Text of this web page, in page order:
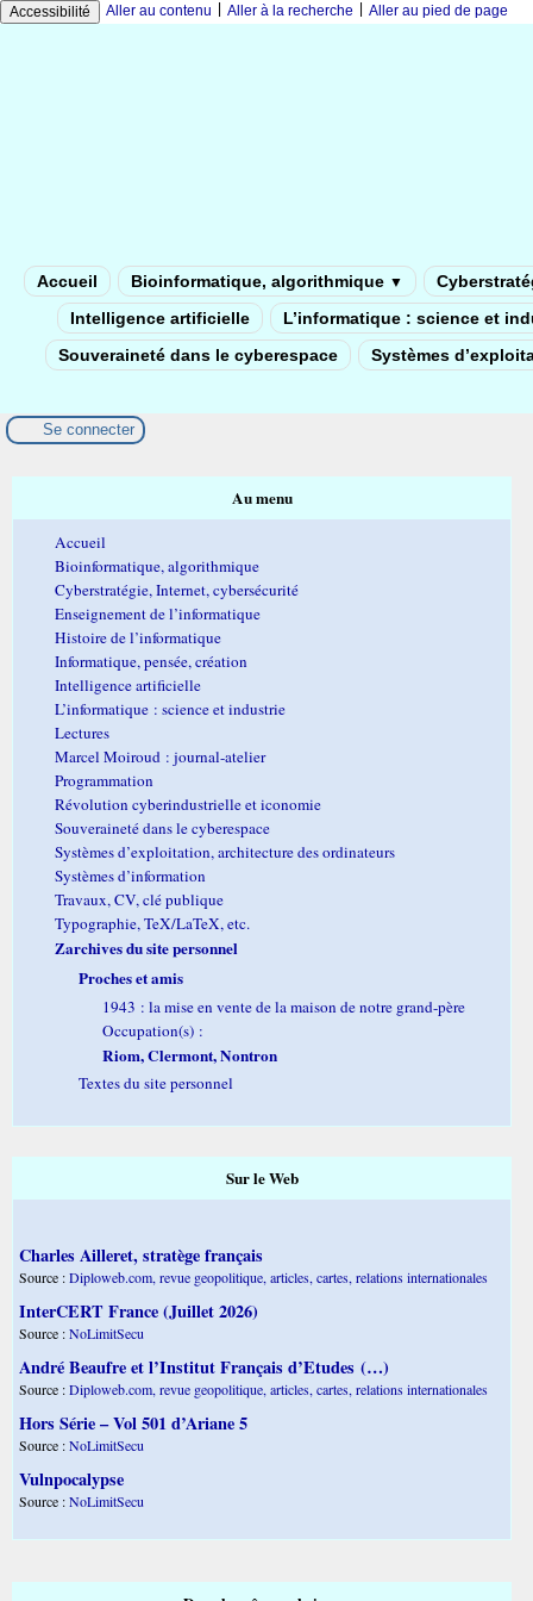
Accessibilité Aller au contenu Aller à la recherche Aller au pied de page
Accueil Bioinformatique, algorithmique ▼
Intelligence artificielle
L’informatique : science et
Souveraineté dans le cyberespace
Systèmes
Se connecter
Au menu
Accueil
Bioinformatique, algorithmique
Cyberstratégie, Internet, cybersécurité
Enseignement de l’informatique
Histoire de l’informatique
Informatique, pensée, création
Intelligence artificielle
L’informatique : science et industrie
Lectures
Marcel Moiroud : journal-atelier
Programmation
Révolution cyberindustrielle et iconomie
Souveraineté dans le cyberespace
Systèmes d’exploitation, architecture des ordinateurs
Systèmes d’information
Travaux, CV, clé publique
Typographie, TeX/LaTeX, etc.
Zarchives du site personnel
Proches et amis
1943 : la mise en vente de la maison de notre grand-père
Occupation(s) :
Riom, Clermont, Nontron
Textes du site personnel
Sur le Web
Charles Ailleret, stratège français
Source :Diploweb.com, revue geopolitique, articles, cartes, relations internationales
InterCERT France (Juillet 2026)
Source :NoLimitSecu
André Beaufre et l’Institut Français d’Etudes (…)
Source :Diploweb.com, revue geopolitique, articles, cartes, relations internationales
Hors Série – Vol 501 d’Ariane 5
Source :NoLimitSecu
Vulnpocalypse
Source :NoLimitSecu